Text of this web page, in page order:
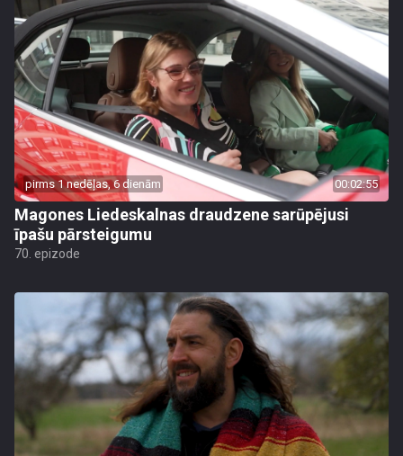
pirms 1 nedēļas, 6 dienām 00:02:55
Magones Liedeskalnas draudzene sarūpējusi
īpašu pārsteigumu
70. epizode